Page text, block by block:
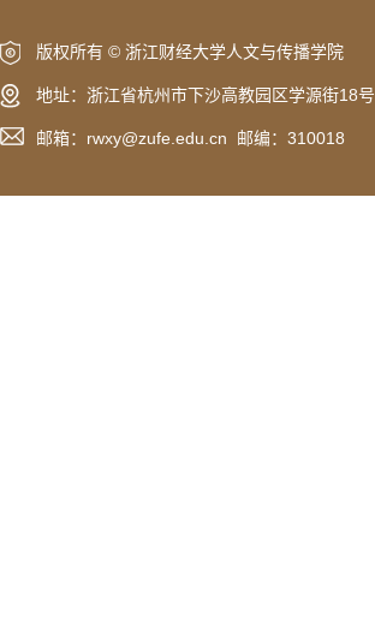
版权所有 © 浙江财经大学人文与传播学院
地址：浙江省杭州市下沙高教园区学源街18号
邮箱：rwxy@zufe.edu.cn 邮编：310018